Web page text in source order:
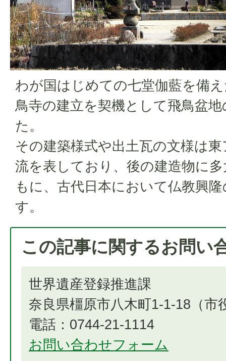
わが国はじめての七堂伽藍を備
鳥寺の建立を契機として飛鳥盆
た。
その建築様式や出土瓦の文様は
流を表しており、後の建造物に
もに、古代日本において仏教興
す。
この記事に関するお問い
世界遺産登録推進課
奈良県橿原市八木町1-1-18（市
電話：0744-21-1114
お問い合わせフォーム